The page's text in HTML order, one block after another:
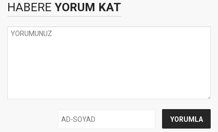
HABERE YORUM KAT